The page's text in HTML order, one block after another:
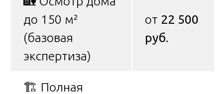
до 150 м²
(базовая
экспертиза)
от 22 500
руб.
🏗 Полная